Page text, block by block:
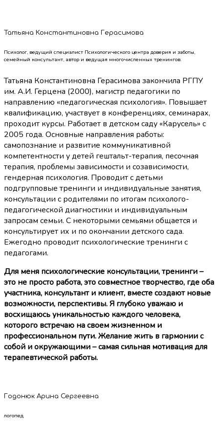
Татьяна Константиновна Герасимова
Психолог, ведущий специалист Психологического центра доверия и заботы,
семейный консультант, автор и ведущая многочисленных тренингов.
Татьяна Константиновна Герасимова закончила РГПУ
им. А.И. Герцена (2000), магистр педагогики по
направлению «педагогическая психология». Повышает
квалификацию, участвует в конференциях, семинарах,
проходит курсы. Работает в детском саду «Карусель» с
2005 года. Основные направления работы:
самопознание и развитие коммуникативной
компетентности у детей гештальт-терапия, песочная
терапия, проблемы зависимости и созависимости,
гендерная психология. Проводит с детьми
подгрупповые тренинги и индивидуальные занятия,
консультации с родителями по итогам психолого-
педагогической диагностики и индивидуальным
запросам семьи. С некоторыми семьями общается и
консультирует их и по окончании детского сада.
Ежегодно проводит психологические тренинги с
педагогами.
Для меня психологические консультации, тренинги –
это не просто работа, это совместное творчество, где оба
участника, консультант и клиент, вместе создают новые
возможности, перспективы. Я глубоко уважаю и
восхищаюсь уникальностью каждого человека,
которого встречаю на своем жизненном и
профессиональном пути. Желание жить в гармонии с
собой и окружающими – самая сильная мотивация для
терапевтической работы.
Годонюк Арина Сергеевна
логопед